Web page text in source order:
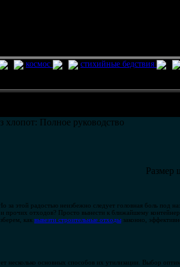
космос стихийные бедствия
хлопот: Полное руководство
Размер
за этой радостью неизбежно следует головная боль под
прочих отходов? Просто вынести к ближайшему
как вывезти строительные отходы законно,
несколько основных способов их утилизации. Выбор